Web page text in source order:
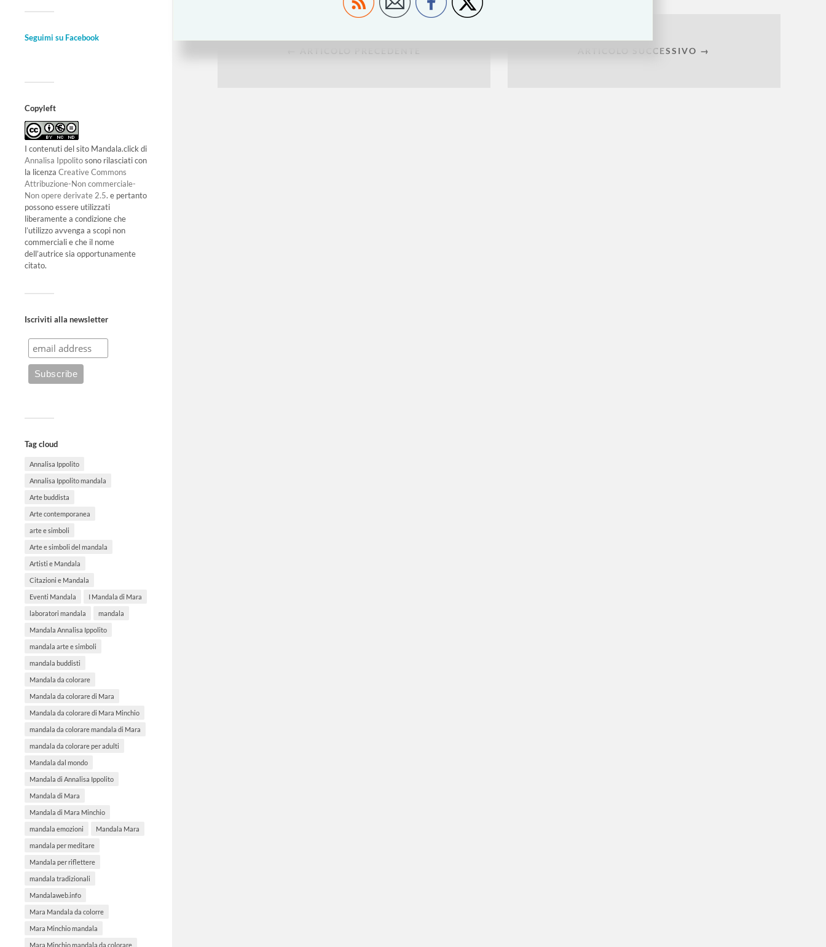
Seguimi su Facebook
Copyleft
I contenuti del sito Mandala.click di
Annalisa Ippolitosono rilasciati con
la licenza Creative Commons
Attribuzione-Non commerciale-
Non opere derivate 2.5. e pertanto
possono essere utilizzati
liberamente a condizione che
l’utilizzo avvenga a scopi non
commerciali e che il nome
dell’autrice sia opportunamente
citato.
Iscriviti alla newsletter
Tag cloud
Annalisa Ippolito
Annalisa Ippolito mandala
Arte buddista
Arte contemporanea
arte e simboli
Arte e simboli del mandala
Artisti e Mandala
Citazioni e Mandala
Eventi Mandala I Mandala di Mara
laboratori mandala mandala
Mandala Annalisa Ippolito
mandala arte e simboli
mandala buddisti
Mandala da colorare
Mandala da colorare di Mara
Mandala da colorare di Mara Minchio
mandala da colorare mandala di Mara
mandala da colorare per adulti
Mandala dal mondo
Mandala di Annalisa Ippolito
Mandala di Mara
Mandala di Mara Minchio
mandala emozioni Mandala Mara
mandala per meditare
Mandala per riflettere
mandala tradizionali
Mandalaweb.info
Mara Mandala da colorre
Mara Minchio mandala
Mara Minchio mandala da colorare
ARTICOLO SUCCESSIVO →